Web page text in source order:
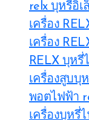
relx บุหรี่อิ
เครื่อง
เครื่อง
RELX บุหรี่
เครื่องสูบบุ
พอตไฟฟ้า
เครื่องบุหรี่